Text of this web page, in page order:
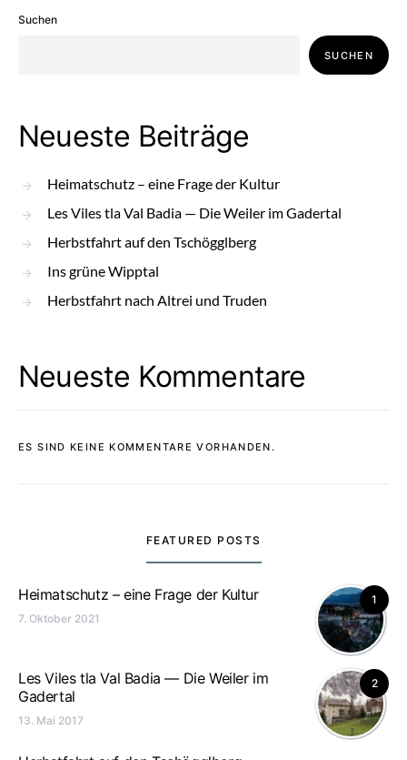
Suchen
SUCHEN
Neueste Beiträge
Heimatschutz – eine Frage der Kultur
Les Viles tla Val Badia — Die Weiler im Gadertal
Herbstfahrt auf den Tschögglberg
Ins grüne Wipptal
Herbstfahrt nach Altrei und Truden
Neueste Kommentare
ES SIND KEINE KOMMENTARE VORHANDEN.
FEATURED POSTS
1
Heimatschutz – eine Frage der Kultur
7. Oktober 2021
2
Les Viles tla Val Badia — Die Weiler im
Gadertal
13. Mai 2017